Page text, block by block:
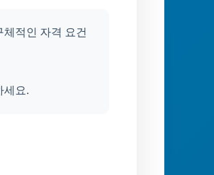
적인 자격 요건
세요.